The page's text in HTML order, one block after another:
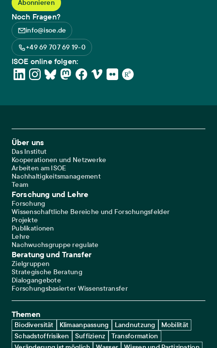
Noch Fragen?
info@isoe.de
+49 69 707 69 19-0
ISOE online folgen:
Footer Main Navigation
Über uns
Das Institut
Kooperationen und Netzwerke
Arbeiten am ISOE
Nachhaltigkeitsmanagement
Team
Forschung und Lehre
Forschung
Wissenschaftliche Bereiche und Forschungsfelder
Projekte
Publikationen
Lehre
Nachwuchsgruppe regulate
Beratung und Transfer
Zielgruppen
Strategische Beratung
Dialogangebote
Forschungsbasierter Wissenstransfer
Themen
Biodiversität Klimaanpassung Landnutzung
Mobilität
Schadstoffrisiken
Suffizienz
Transformation